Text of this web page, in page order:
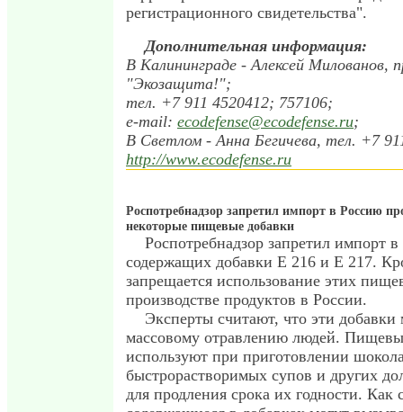
регистрационного свидетельства".
Дополнительная информация:
В Калининграде - Алексей Милованов,
"Экозащита!";
тел. +7 911 4520412; 757106;
e-mail: ecodefense@ecodefense.ru;
В Светлом - Анна Бегичева, тел. +7
http://www.ecodefense.ru
Роспотребнадзор запретил импорт в Россию
некоторые пищевые добавки
Роспотребнадзор запретил импорт
содержащих добавки Е 216 и Е 217.
запрещается использование этих
производстве продуктов в России.
Эксперты считают, что эти добавки
массовому отравлению людей.
используют при приготовлении
быстрорастворимых супов и других
для продления срока их годности.